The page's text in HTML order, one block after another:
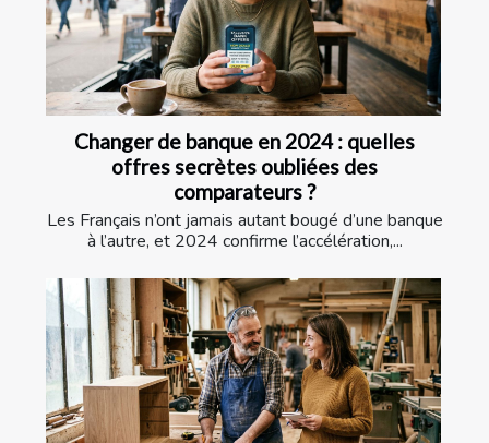
Changer de banque en 2024 : quelles
offres secrètes oubliées des
comparateurs ?
Les Français n’ont jamais autant bougé d’une banque
à l’autre, et 2024 confirme l’accélération,...